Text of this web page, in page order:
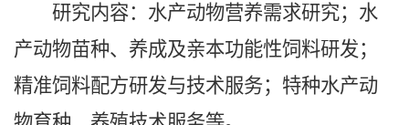
研究内容：水产动物营养需求研究；水
产动物苗种、养成及亲本功能性饲料研发；
精准饲料配方研发与技术服务；特种水产动